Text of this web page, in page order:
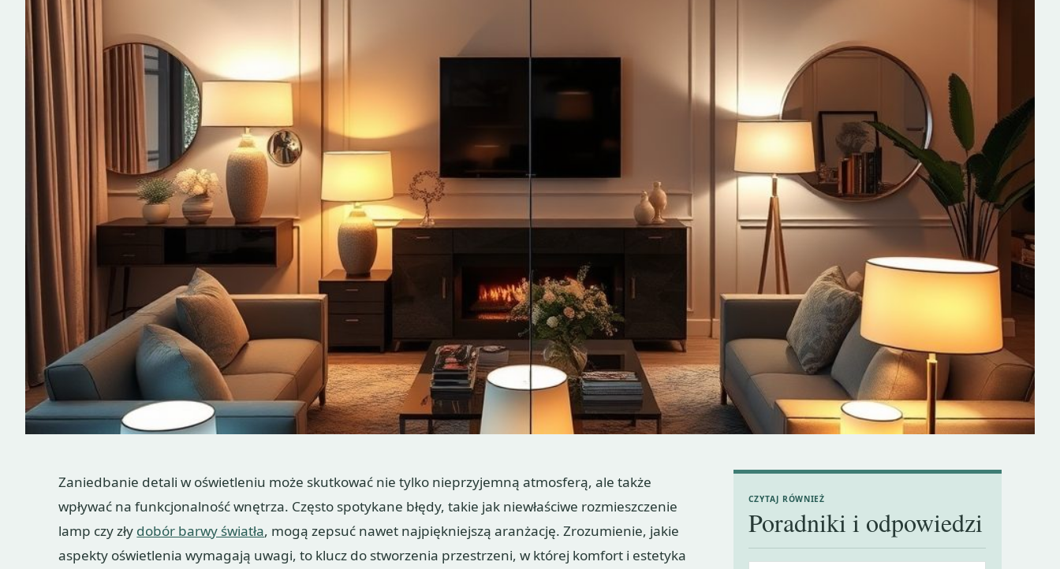
Zaniedbanie detali w oświetleniu może skutkować nie tylko nieprzyjemną atmosferą, ale także
wpływać na funkcjonalność wnętrza. Często spotykane błędy, takie jak niewłaściwe rozmieszczenie
lamp czy zły dobór barwy światła, mogą zepsuć nawet najpiękniejszą aranżację. Zrozumienie, jakie
aspekty oświetlenia wymagają uwagi, to klucz do stworzenia przestrzeni, w której komfort i estetyka
CZYTAJ RÓWNIEŻ
Poradniki i odpowiedzi